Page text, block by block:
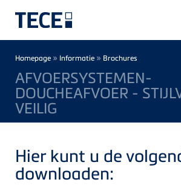
Breadcrumb
Homepage » Informatie » Brochures
AFVOERSYSTEMEN-
DOUCHEAFVOER -
VEILIG
Hier kunt u de
downloaden: